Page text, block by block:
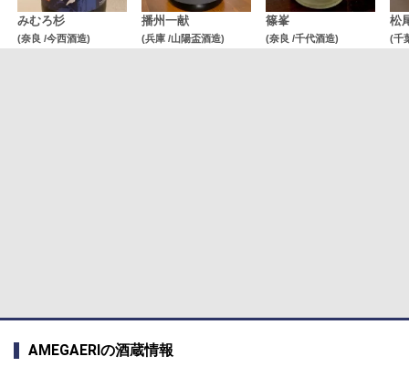
みむろ杉
(奈良 /今西酒造)
播州一献
(兵庫 /山陽盃酒造)
篠峯
(奈良 /千代酒造)
松
(千
AMEGAERIの酒蔵情報